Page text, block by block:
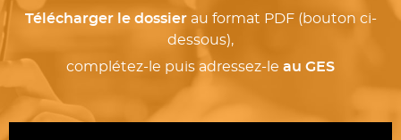
Télécharger le dossierau format PDF (bouton ci-
dessous),
complétez-le puis adressez-le au GES